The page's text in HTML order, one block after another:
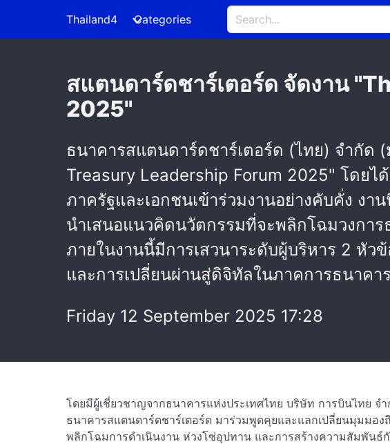
Thailand4 Categories
สแตนดาร์ดชาร์เตอร์ด จัดงาน
2025"
ธนาคารสแตนดาร์ดชาร์เตอร์ด (ไทย) จำกัด
Treasury Leadership Forum 2025" โดย
ภาครัฐและเอกชนเข้าร่วมงานอย่างคับคั่ง งา
นำเสนอแนวคิดนวัตกรรมที่จะพลิกโฉมวงการ
ภายในงานนี้มีการเสวนาระดับผู้บริหาร 2 หั
และการเปลี่ยนผ่านสู่ดิจิทัลในภาคการธนาคา
Friday 12 September 2025 17:28
โดยมีผู้เชี่ยวชาญจากธนาคารแห่งประเทศไทย บริษัท การบินไทย จ
ธนาคารสแตนดาร์ดชาร์เตอร์ด มาร่วมพูดคุยและแลกเปลี่ยนมุมมอง
พลิกโฉมการดำเนินงาน ห่วงโซ่อุปทาน และการสร้างความสัมพันธ์